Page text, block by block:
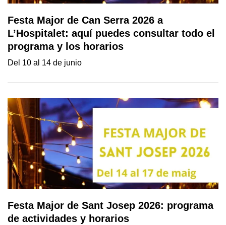
Festa Major de Can Serra 2026 a
L’Hospitalet: aquí puedes consultar todo el
programa y los horarios
Del 10 al 14 de junio
Festa Major de Sant Josep 2026: programa
de actividades y horarios